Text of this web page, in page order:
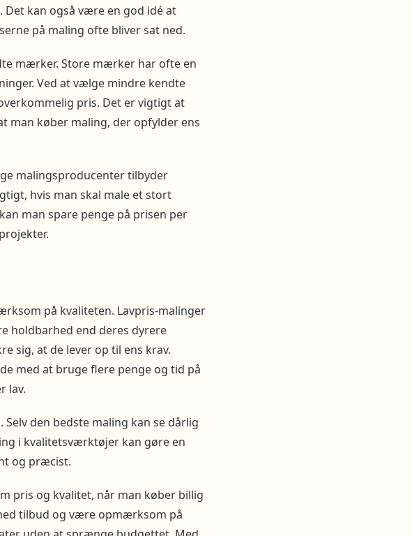
kan også være en god idé at
på maling ofte bliver sat ned.
mærker. Store mærker har ofte en
Ved at vælge mindre kendte
pris. Det er vigtigt at
man køber maling, der opfylder ens
malingsproducenter tilbyder
hvis man skal male et stort
man spare penge på prisen per
på kvaliteten. Lavpris-malinger
holdbarhed end deres dyrere
sig, at de lever op til ens krav.
med at bruge flere penge og tid på
lav.
den bedste maling kan se dårlig
i kvalitetsværktøjer kan gøre en
og præcist.
pris og kvalitet, når man køber billig
tilbud og være opmærksom på